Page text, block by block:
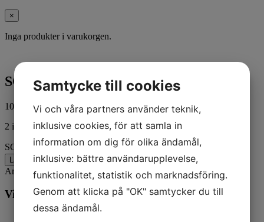
×
Inga produkter i varukorgen.
SCREW HEX CAP
10,00 kr ink. moms
2 i lager
SCREW HEX CAP mängd
Lägg till i varukorg
Artikelnr:3960W Kategorier:Harley-Davidson ,MC
Vill du veta mer? Ring oss:
Samtycke till cookies
Vi och våra partners använder teknik,
inklusive cookies, för att samla in
information om dig för olika ändamål,
inklusive: bättre användarupplevelse,
funktionalitet, statistik och marknadsföring.
Genom att klicka på "OK" samtycker du till
dessa ändamål.